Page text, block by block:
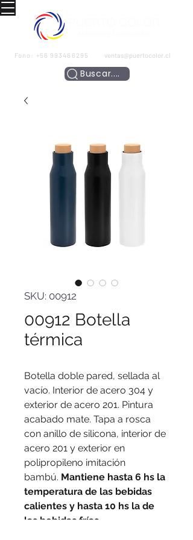
Fono: +56 993466295 ventas@puertocolor.cl
Buscar....
SKU: 00912
00912 Botella
térmica
Botella doble pared, sellada al
vacío. Interior de acero 304 y
exterior de acero 201. Pintura
acabado mate. Tapa a rosca
con anillo de silicona, interior de
acero 201 y exterior en
polipropileno imitación
bambú. Mantiene hasta 6 hs la
temperatura de las bebidas
calientes y hasta 10 hs la de
las bebidas frías.